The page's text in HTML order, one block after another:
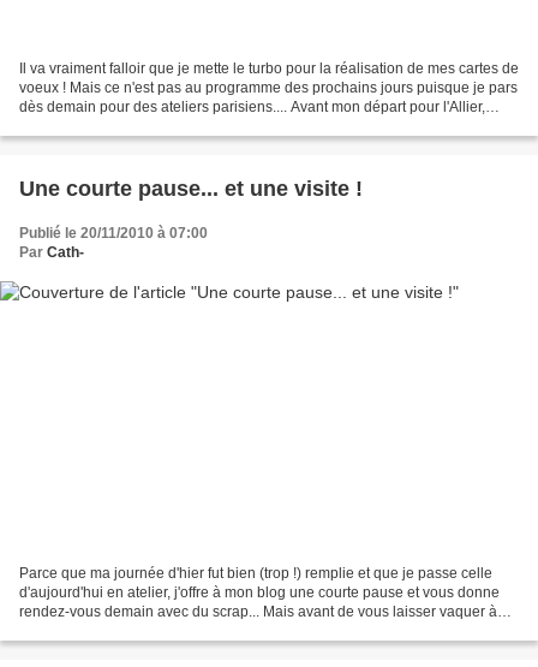
Il va vraiment falloir que je mette le turbo pour la réalisation de mes cartes de
voeux ! Mais ce n'est pas au programme des prochains jours puisque je pars
dès demain pour des ateliers parisiens.... Avant mon départ pour l'Allier,
Une courte pause... et une visite !
Publié le 20/11/2010 à 07:00
Par Cath-
Parce que ma journée d'hier fut bien (trop !) remplie et que je passe celle
d'aujourd'hui en atelier, j'offre à mon blog une courte pause et vous donne
rendez-vous demain avec du scrap... Mais avant de vous laisser vaquer à